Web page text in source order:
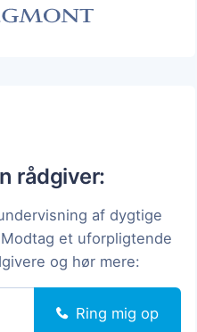
rådgiver:
af dygtige
et uforpligtende
og hør mere:
Ring mig op